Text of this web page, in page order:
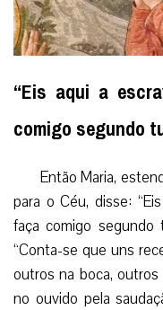
“Eis aqui a
comigo segundo
Então Maria,
para o Céu, disse:
faça comigo segundo
“Conta-se que uns
outros na boca, outros
no ouvido pela